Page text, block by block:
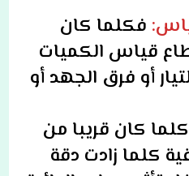
فكلما كان
قياس الكميات
أو فرق الجهد أو
كلما كان قريبا من
كلما زادت دقة